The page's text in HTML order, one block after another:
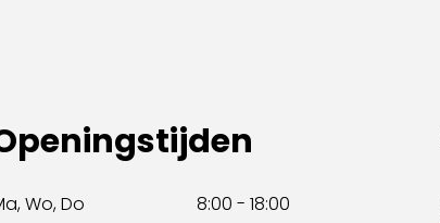
Wo, Do
8:00 - 18:00